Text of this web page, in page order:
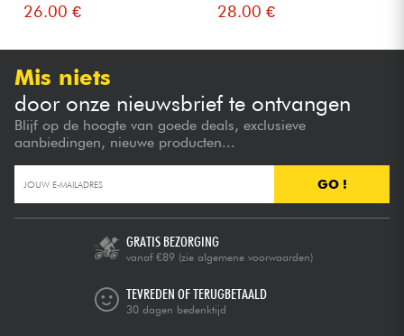
26.00 € 28.00 €
Mis niets
door onze nieuwsbrief te ontvangen
Blijf op de hoogte van goede deals, exclusieve
aanbiedingen, nieuwe producten...
GO !
GRATIS BEZORGING
vanaf €89 (zie algemene voorwaarden)
TEVREDEN OF TERUGBETAALD
30 dagen bedenktijd